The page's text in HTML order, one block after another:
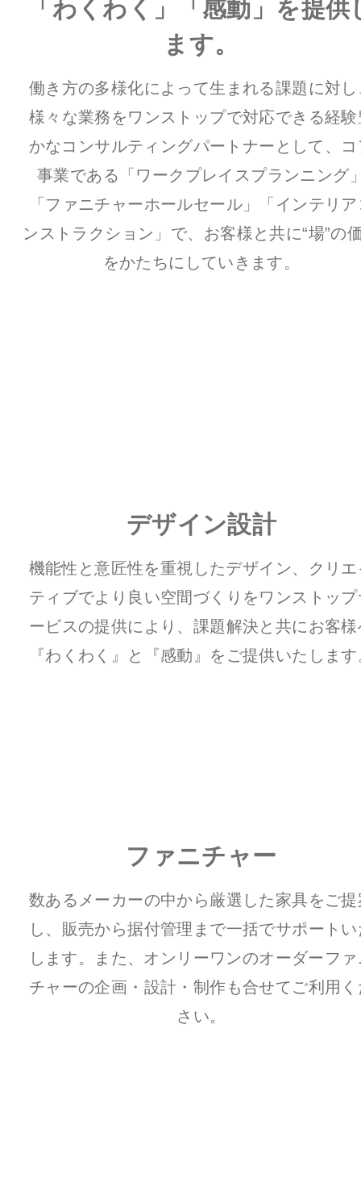
ます。
働き方の多様化によって生まれる課題に対し
様々な業務をワンストップで対応できる経験
かなコンサルティングパートナーとして、
事業である 「ワークプレイスプランニング
「ファニチャーホールセール」「インテリ
ンストラクション」で、
お客様と共に“場”の
をかたちにしていきます。
デザイン設計
機能性と意匠性を重視したデザイン、
クリ
ティブでより良い空間づくりをワンストップ
ービスの提供により、 課題解決と共にお客様
『わくわく』と『感動』をご提供いたしま
ファニチャー
数あるメーカーの中から厳選した家具をご提
し、販売から据付管理まで一括でサポートい
します。
また、オンリーワンのオーダーファ
チャーの企画・設計・制作も合せてご利用く
さい。